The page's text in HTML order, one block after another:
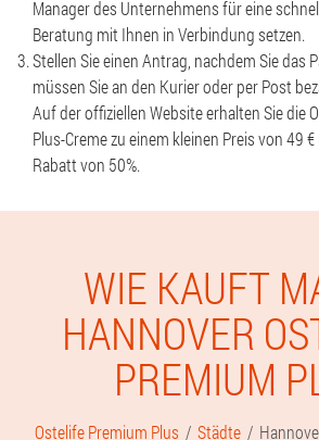
Manager des Unternehmens für eine
Beratung mit Ihnen in Verbindung setzen.
Stellen Sie einen Antrag, nachdem Sie das
müssen Sie an den Kurier oder per Post
Auf der offiziellen Website erhalten Sie die
Plus-Creme zu einem kleinen Preis von 49
Rabatt von 50%.
WIE KAUFT
HANNOVER
PREMIUM
Ostelife Premium Plus Städte